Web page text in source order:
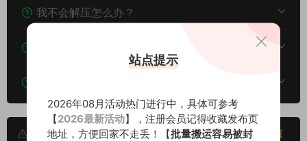
我不会解压怎么办？
本文资源仅供个人参考学习，请勿批量搬运，一经核
站点提示
2026年08月活动热门进行中，具体可参考
【2026最新活动】，注册会员记得收藏发布页
地址，方便回家不走丢！【批量搬运容易被封